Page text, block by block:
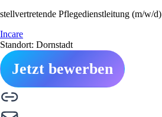
stellvertretende Pflegedienstleitung (m/w/d)
Incare
Standort: Dornstadt
Jetzt bewerben